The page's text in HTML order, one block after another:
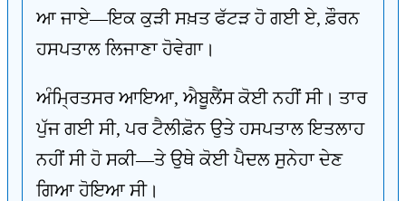
ਆ ਜਾਏ—ਇਕ ਕੁੜੀ ਸਖ਼ਤ ਫੱਟੜ ਹੋ ਗਈ ਏ, ਫ਼ੌਰਨ
ਹਸਪਤਾਲ ਲਿਜਾਣਾ ਹੋਵੇਗਾ।
ਅੰਮ੍ਰਿਤਸਰ ਆਇਆ, ਐਬੂਲੈਂਸ ਕੋਈ ਨਹੀਂ ਸੀ। ਤਾਰ
ਪੁੱਜ ਗਈ ਸੀ, ਪਰ ਟੈਲੀਫ਼ੋਨ ਉਤੇ ਹਸਪਤਾਲ ਇਤਲਾਹ
ਨਹੀਂ ਸੀ ਹੋ ਸਕੀ—ਤੇ ਉਥੇ ਕੋਈ ਪੈਦਲ ਸੁਨੇਹਾ ਦੇਣ
ਗਿਆ ਹੋਇਆ ਸੀ।